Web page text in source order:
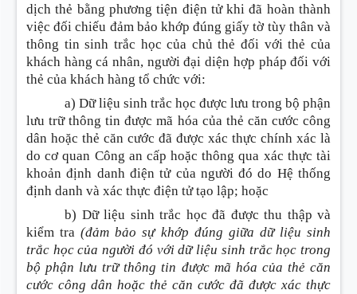
dịch thẻ bằng phương tiện điện tử khi đã hoàn thành
việc đối chiếu đảm bảo khớp đúng giấy tờ tùy thân và
thông tin sinh trắc học của chủ thẻ đối với thẻ của
khách hàng cá nhân, người đại diện hợp pháp đối với
thẻ của khách hàng tổ chức với:
a) Dữ liệu sinh trắc học được lưu trong bộ phận
lưu trữ thông tin được mã hóa của thẻ căn cước công
dân hoặc thẻ căn cước đã được xác thực chính xác là
do cơ quan Công an cấp hoặc thông qua xác thực tài
khoản định danh điện tử của người đó do Hệ thống
định danh và xác thực điện tử tạo lập; hoặc
b) Dữ liệu sinh trắc học đã được thu thập và
kiểm tra(đảm bảo sự khớp đúng giữa dữ liệu sinh
trắc học của người đó với dữ liệu sinh trắc học trong
bộ phận lưu trữ thông tin được mã hóa của thẻ căn
cước công dân hoặc thẻ căn cước đã được xác thực